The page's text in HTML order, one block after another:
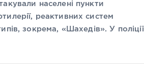
населені пункти
реактивних систем
зокрема, «Шахедів». У поліції